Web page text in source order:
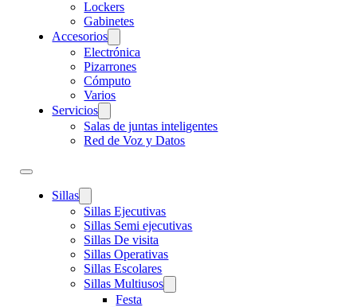
Lockers
Gabinetes
Accesorios
Electrónica
Pizarrones
Cómputo
Varios
Servicios
Salas de juntas inteligentes
Red de Voz y Datos
Sillas
Sillas Ejecutivas
Sillas Semi ejecutivas
Sillas De visita
Sillas Operativas
Sillas Escolares
Sillas Multiusos
Festa